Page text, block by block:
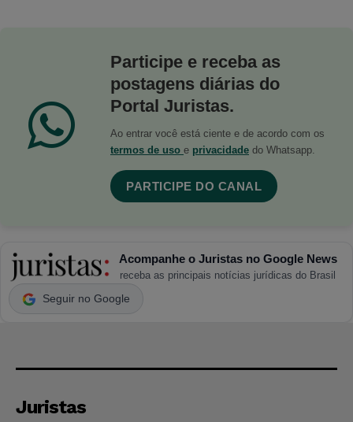
Participe e receba as
postagens diárias do
Portal Juristas.
Ao entrar você está ciente e de acordo com os
termos de uso e privacidade do Whatsapp.
PARTICIPE DO CANAL
Acompanhe o Juristas no Google News
receba as principais notícias jurídicas do Brasil
Seguir no Google
Juristas